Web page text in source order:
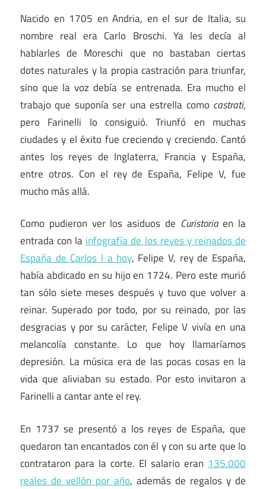
Nacido en 1705 en Andria, en el sur de Italia, su
nombre real era Carlo Broschi. Ya les decía al
hablarles de Moreschi que no bastaban ciertas
dotes naturales y la propia castración para triunfar,
sino que la voz debía se entrenada. Era mucho el
trabajo que suponía ser una estrella como castrati,
pero Farinelli lo consiguió. Triunfó en muchas
ciudades y el éxito fue creciendo y creciendo. Cantó
antes los reyes de Inglaterra, Francia y España,
entre otros. Con el rey de España, Felipe V, fue
mucho más allá.
Como pudieron ver los asiduos de Curistoriaen la
entrada con lainfografía de los reyes y reinados de
España de Carlos I a hoy, Felipe V, rey de España,
había abdicado en su hijo en 1724. Pero este murió
tan sólo siete meses después y tuvo que volver a
reinar. Superado por todo, por su reinado, por las
desgracias y por su carácter, Felipe V vivía en una
melancolía constante. Lo que hoy llamaríamos
depresión. La música era de las pocas cosas en la
vida que aliviaban su estado. Por esto invitaron a
Farinelli a cantar ante el rey.
En 1737 se presentó a los reyes de España, que
quedaron tan encantados con él y con su arte que lo
contrataron para la corte. El salario eran 135.000
reales de vellón por año, además de regalos y de